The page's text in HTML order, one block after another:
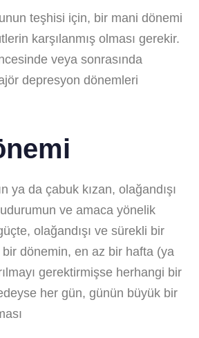
teşhisi için, bir mani dönemi
karşılanmış olması gerekir.
veya sonrasında
depresyon dönemleri
ya da çabuk kızan, olağandışı
ve amaca yönelik
olağandışı ve sürekli bir
bir dönemin, en az bir hafta (ya
gerektirmişse herhangi bir
her gün, günün büyük bir